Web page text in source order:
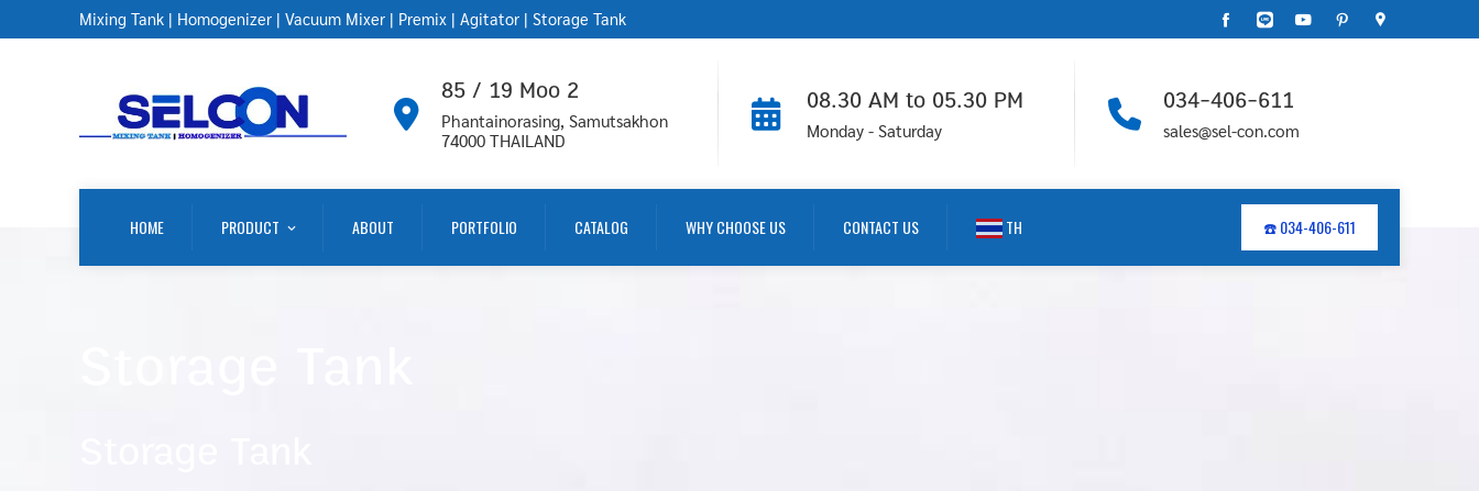
Mixing Tank | Homogenizer | Vacuum Mixer | Premix | Agitator | Storage Tank
85 / 19 Moo 2
Phantainorasing, Samutsakhon
74000 THAILAND
08.30 AM to 05.30 PM
Monday - Saturday
034-406-611
sales@sel-con.com
HOME PRODUCT ABOUT PORTFOLIO CATALOG WHY CHOOSE US CONTACT US TH ☎️ 034-406-611